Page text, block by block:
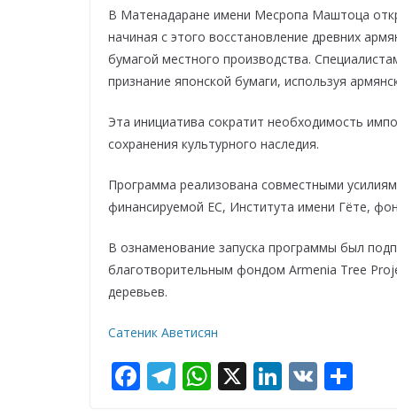
В Матенадаране имени Месропа Маштоца
начиная с этого восстановление древних
бумагой местного производства.
признание японской бумаги, используя
Эта инициатива сократит необходимость
сохранения культурного наследия.
Программа реализована совместными
финансируемой ЕС, Института имени Гёте,
В ознаменование запуска программы был
благотворительным фондом Armenia Tree
деревьев.
Сатеник Аветисян
F T W X Li V